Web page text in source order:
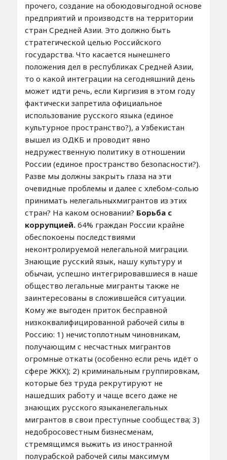
прочего, создание на обоюдовыгодной основе
предприятий и производств на территории
стран Средней Азии. Это должно быть
стратегической целью Российского
государства. Что касается нынешнего
положения дел в республиках Средней Азии,
то о какой интеграции на сегодняшний день
может идти речь, если Киргизия в этом году
фактически запретила официальное
использование русского языка (единое
культурное пространство?), а Узбекистан
вышел из ОДКБ и проводит явно
недружественную политику в отношении
России (единое пространство безопасности?).
Разве мы должны закрыть глаза на эти
очевидные проблемы и далее с хлебом-солью
принимать нелегальныхмигрантов из этих
стран? На каком основании? Борьба с
коррупцией.64% граждан России крайне
обеспокоены последствиями
неконтролируемой нелегальной миграции.
Знающие русский язык, нашу культуру и
обычаи, успешно интегрировавшиеся в наше
общество легальные мигранты также не
заинтересованы в сложившейся ситуации.
Кому же выгоден приток бесправной
низкоквалифицированной рабочей силы в
Россию: 1) нечистоплотным чиновникам,
получающим с несчастных мигрантов
огромные откаты (особенно если речь идёт о
сфере ЖКХ); 2) криминальным группировкам,
которые без труда рекрутируют не
нашедших работу и чаще всего даже не
знающих русского языканелегальных
мигрантов в свои преступные сообщества; 3)
недобросовестным бизнесменам,
стремящимся выжить из иностранной
полурабской рабочей силы максимум